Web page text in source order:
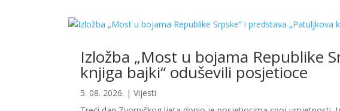
Izložba „Most u bojama Republike
knjiga bajki“ oduševili posjetioce
5. 08. 2026. |Vijesti